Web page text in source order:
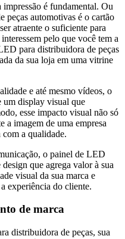
é fundamental. Ou
peças automotivas é o cartão
atraente o suficiente para
pelo que você tem a
para distribuidora de peças
da sua loja em uma vitrine
e até mesmo vídeos, o
display visual que
esse impacto visual não só
a imagem de uma empresa
a qualidade.
o painel de LED
que agrega valor à sua
visual da sua marca e
experiência do cliente.
de marca
distribuidora de peças, sua